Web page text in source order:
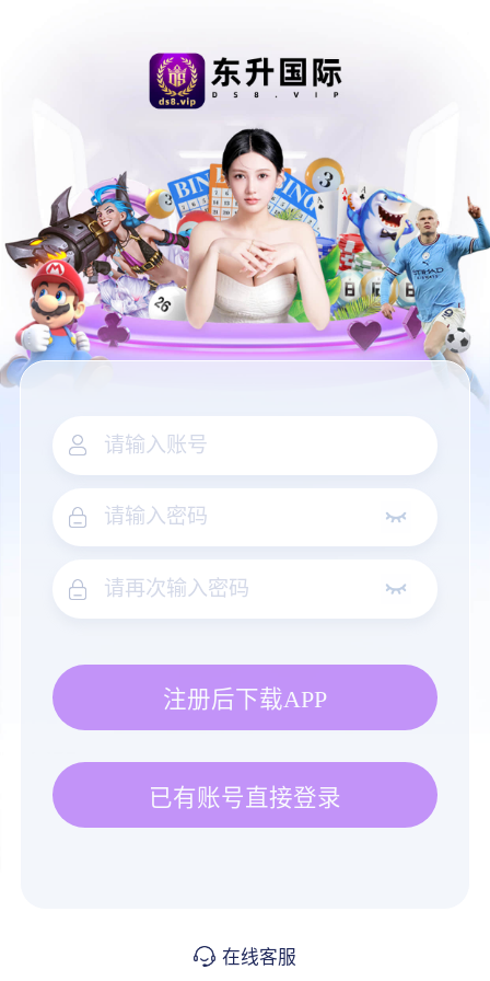
注册后下载APP
已有账号直接登录
在线客服